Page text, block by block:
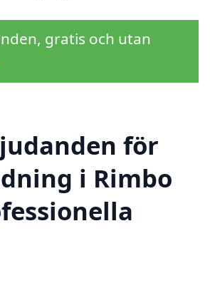
gratis och utan
för
i Rimbo